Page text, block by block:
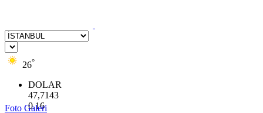
26°
DOLAR
47,7143
0.16
Foto Galeri